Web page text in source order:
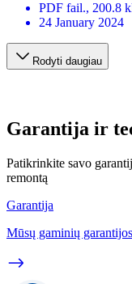
PDF fail., 200.8
24 January 2024
Rodyti daugiau
Garantija ir
Patikrinkite savo
remontą
Garantija
Mūsų gaminių